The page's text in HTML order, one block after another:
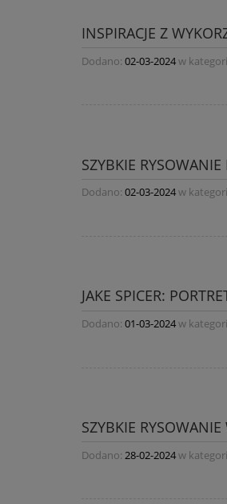
INSPIRACJE Z
Dodano: 02-03-2024w
SZYBKIE
Dodano: 02-03-2024w
JAKE SPICER:
Dodano: 01-03-2024w
SZYBKIE
Dodano: 28-02-2024w